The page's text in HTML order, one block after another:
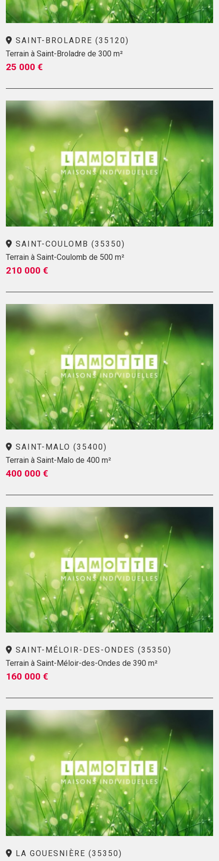
SAINT-BROLADRE (35120)
Terrain à Saint-Broladre de 300 m²
25 000 €
SAINT-COULOMB (35350)
Terrain à Saint-Coulomb de 500 m²
210 000 €
SAINT-MALO (35400)
Terrain à Saint-Malo de 400 m²
400 000 €
SAINT-MÉLOIR-DES-ONDES (35350)
Terrain à Saint-Méloir-des-Ondes de 390 m²
160 000 €
LA GOUESNIÈRE (35350)